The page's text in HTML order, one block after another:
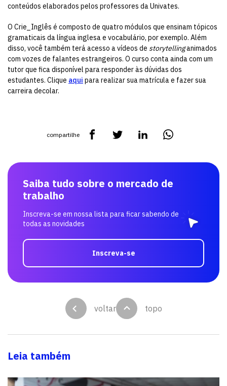
conteúdos elaborados pelos professores da Univates.
O Crie_Inglês é composto de quatro módulos que ensinam tópicos
gramaticais da língua inglesa e vocabulário, por exemplo. Além
disso, você também terá acesso a vídeos de storytellinganimados
com vozes de falantes estrangeiros. O curso conta ainda com um
tutor que fica disponível para responder às dúvidas dos
estudantes. Clique aqui para realizar sua matrícula e fazer sua
carreira decolar.
compartilhe
Saiba tudo sobre o mercado de
trabalho
Inscreva-se em nossa lista para ficar sabendo de
todas as novidades
Inscreva-se
voltar topo
Leia também